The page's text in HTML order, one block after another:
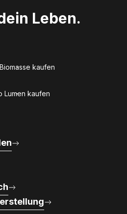
Leben.
kaufen
Lumen kaufen